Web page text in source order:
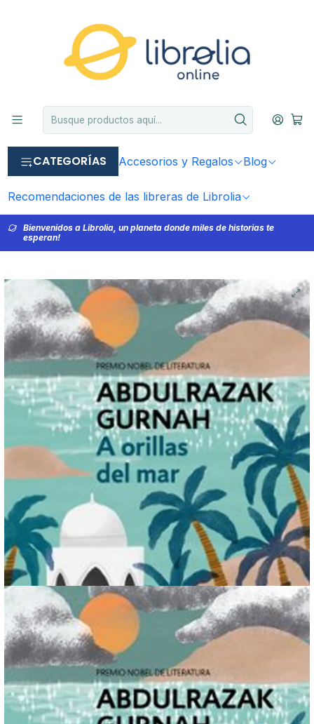
CATEGORÍAS Accesorios y Regalos Blog
Recomendaciones de las libreras de Librolia
Bienvenidos a Librolia, un planeta donde miles de historias te
esperan!